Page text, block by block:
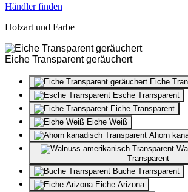
Händler finden
Holzart und Farbe
Eiche Transparent geräuchert
Eiche
Esche Transparent
Eiche Transparent
Eiche Weiß
Ahorn
Transparent
Buche Transparent
Eiche Arizona